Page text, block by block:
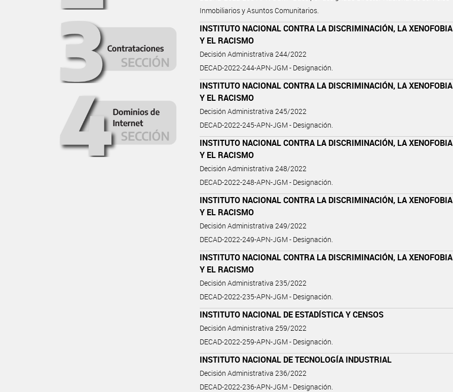
Inmobiliarios y Asuntos Comunitarios.
INSTITUTO NACIONAL CONTRA LA DISCRIMINACIÓN, LA XENOFOBIA
Y EL RACISMO
Decisión Administrativa 244/2022
DECAD-2022-244-APN-JGM - Designación.
INSTITUTO NACIONAL CONTRA LA DISCRIMINACIÓN, LA XENOFOBIA
Y EL RACISMO
Decisión Administrativa 245/2022
DECAD-2022-245-APN-JGM - Designación.
INSTITUTO NACIONAL CONTRA LA DISCRIMINACIÓN, LA XENOFOBIA
Y EL RACISMO
Decisión Administrativa 248/2022
DECAD-2022-248-APN-JGM - Designación.
INSTITUTO NACIONAL CONTRA LA DISCRIMINACIÓN, LA XENOFOBIA
Y EL RACISMO
Decisión Administrativa 249/2022
DECAD-2022-249-APN-JGM - Designación.
INSTITUTO NACIONAL CONTRA LA DISCRIMINACIÓN, LA XENOFOBIA
Y EL RACISMO
Decisión Administrativa 235/2022
DECAD-2022-235-APN-JGM - Designación.
INSTITUTO NACIONAL DE ESTADÍSTICA Y CENSOS
Decisión Administrativa 259/2022
DECAD-2022-259-APN-JGM - Designación.
INSTITUTO NACIONAL DE TECNOLOGÍA INDUSTRIAL
Decisión Administrativa 236/2022
DECAD-2022-236-APN-JGM - Designación.